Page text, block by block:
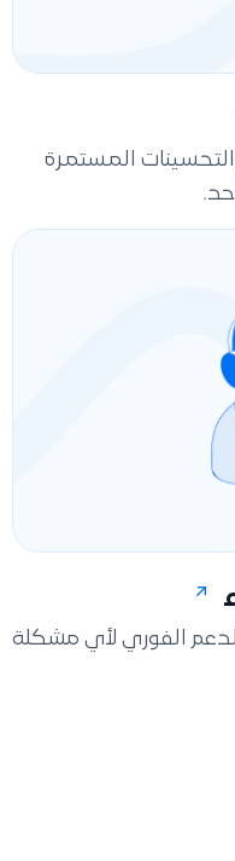
المستمرة
الفوري لأي مشكلة